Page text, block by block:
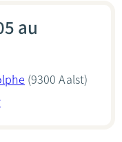
au
(9300 Aalst)